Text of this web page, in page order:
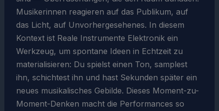
Musikerinnen reagieren auf das Publikum, auf
das Licht, auf Unvorhergesehenes. In diesem
Kontext ist Reale Instrumente Elektronik ein
Werkzeug, um spontane Ideen in Echtzeit zu
materialisieren: Du spielst einen Ton, samplest
ihn, schichtest ihn und hast Sekunden später ein
neues musikalisches Gebilde. Dieses Moment-zu-
Moment-Denken macht die Performances so